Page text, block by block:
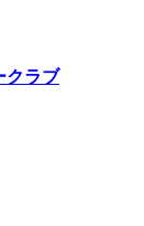
クラブ